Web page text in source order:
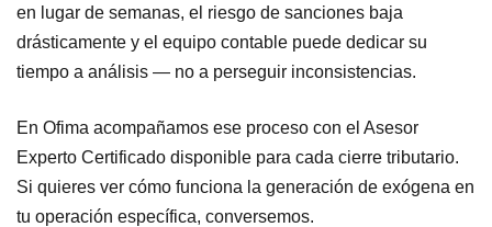
en lugar de semanas, el riesgo de sanciones baja
drásticamente y el equipo contable puede dedicar su
tiempo a análisis — no a perseguir inconsistencias.
En Ofima acompañamos ese proceso con el Asesor
Experto Certificado disponible para cada cierre tributario.
Si quieres ver cómo funciona la generación de exógena en
tu operación específica, conversemos.